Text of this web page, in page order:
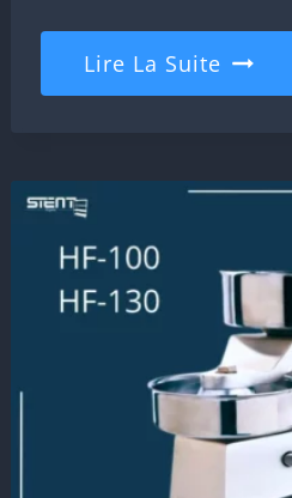
Lire La Suite